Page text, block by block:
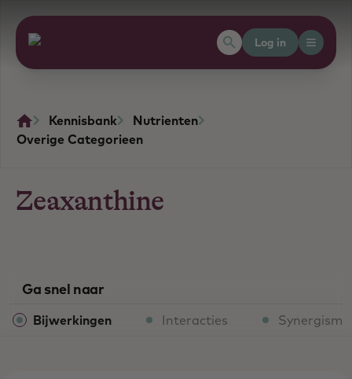
Log in
Kennisbank
Nutrienten
Overige Categorieen
Zeaxanthine
Ga snel naar
Bijwerkingen Interacties Synergisme